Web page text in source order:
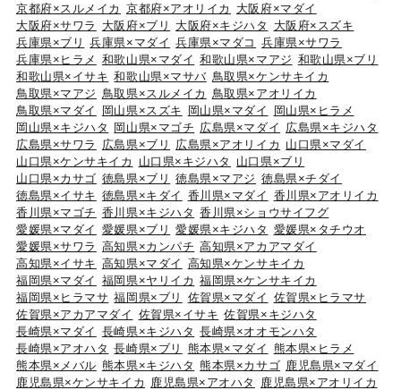
京都府×スルメイカ 京都府×アオリイカ
大阪府×マダイ
大阪府×サワラ
大阪府×ブリ 大阪府×キジハタ
大阪府×スズキ
兵庫県×ブリ
兵庫県×マダイ 兵庫県×マダコ
兵庫県×サワラ
兵庫県×ヒラメ 和歌山県×マダイ 和歌山県×マアジ 和歌山県×ブリ
和歌山県×イサキ 和歌山県×マサバ 鳥取県×ケンサキイカ
鳥取県×マアジ 鳥取県×スルメイカ
鳥取県×アオリイカ
鳥取県×マダイ
岡山県×スズキ 岡山県×マダイ
岡山県×ヒラメ
岡山県×キジハタ
岡山県×マゴチ 広島県×マダイ 広島県×キジハタ
広島県×サワラ
広島県×ブリ 広島県×アオリイカ 山口県×マダイ
山口県×ケンサキイカ
山口県×キジハタ
山口県×ブリ
山口県×カサゴ 徳島県×ブリ 徳島県×マアジ 徳島県×チダイ
徳島県×イサキ 徳島県×キダイ 香川県×マダイ 香川県×アオリイカ
香川県×マゴチ 香川県×キジハタ 香川県×ショウサイフグ
愛媛県×マダイ 愛媛県×ブリ 愛媛県×キジハタ 愛媛県×タチウオ
愛媛県×サワラ 高知県×カンパチ 高知県×アカアマダイ
高知県×イサキ 高知県×マダイ 高知県×ケンサキイカ
福岡県×マダイ 福岡県×ヤリイカ 福岡県×ケンサキイカ
福岡県×ヒラマサ 福岡県×ブリ 佐賀県×マダイ 佐賀県×ヒラマサ
佐賀県×アカアマダイ 佐賀県×イサキ 佐賀県×キジハタ
長崎県×マダイ 長崎県×キジハタ 長崎県×オオモンハタ
長崎県×アオハタ 長崎県×ブリ 熊本県×マダイ 熊本県×ヒラメ
熊本県×メバル 熊本県×キジハタ 熊本県×カサゴ 鹿児島県×マダイ
鹿児島県×ケンサキイカ
鹿児島県×アオハタ 鹿児島県×アオリイカ